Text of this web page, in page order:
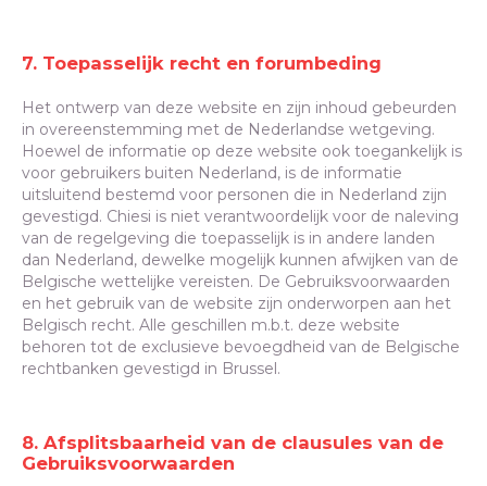
7. Toepasselijk recht en forumbeding
Het ontwerp van deze website en zijn inhoud gebeurden
in overeenstemming met de Nederlandse wetgeving.
Hoewel de informatie op deze website ook toegankelijk is
voor gebruikers buiten Nederland, is de informatie
uitsluitend bestemd voor personen die in Nederland zijn
gevestigd. Chiesi is niet verantwoordelijk voor de naleving
van de regelgeving die toepasselijk is in andere landen
dan Nederland, dewelke mogelijk kunnen afwijken van de
Belgische wettelijke vereisten. De Gebruiksvoorwaarden
en het gebruik van de website zijn onderworpen aan het
Belgisch recht. Alle geschillen m.b.t. deze website
behoren tot de exclusieve bevoegdheid van de Belgische
rechtbanken gevestigd in Brussel.
8. Afsplitsbaarheid van de clausules van de
Gebruiksvoorwaarden